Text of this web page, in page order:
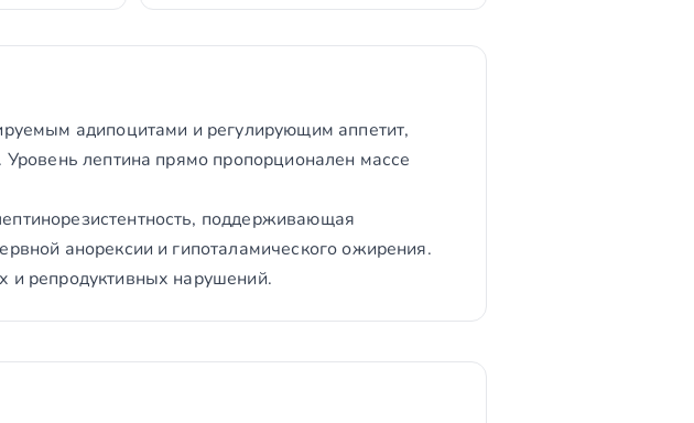
адипоцитами и регулирующим аппетит,
лептина прямо пропорционален массе
поддерживающая
анорексии и гипоталамического ожирения.
и репродуктивных нарушений.